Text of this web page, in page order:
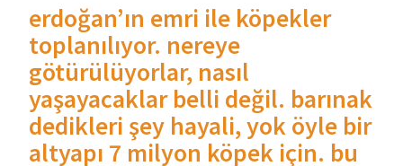
erdoğan’ın emri ile köpekler
toplanılıyor. nereye
götürülüyorlar, nasıl
yaşayacaklar belli değil. barınak
dedikleri şey hayali, yok öyle bir
altyapı 7 milyon köpek için. bu